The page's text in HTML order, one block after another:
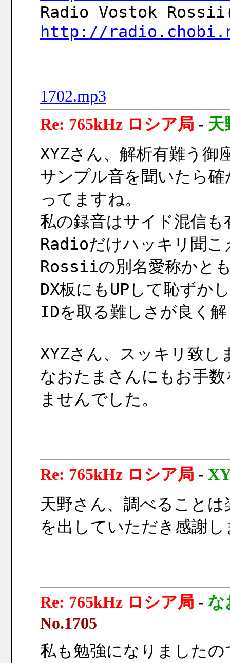
http://
1702.mp3
Re: 765kHz ロシア局 - 天
XYZさん、解析有難う御
サンプル音を聞いた
ってますね。
私の録音はサイド混信
Radioだけハッキリ聞
Rossiiの別名愛称かと
DX板にもUPして恥ずか
IDを取る難しさが良く
XYZさん、スッキリ致し
なおたまさんにもお手
ませんでした。
Re: 765kHz ロシア局 -
天野さん、調べること
を出していただき感謝し
Re: 765kHz ロシア局 - な
No.1705
私も勉強になりました